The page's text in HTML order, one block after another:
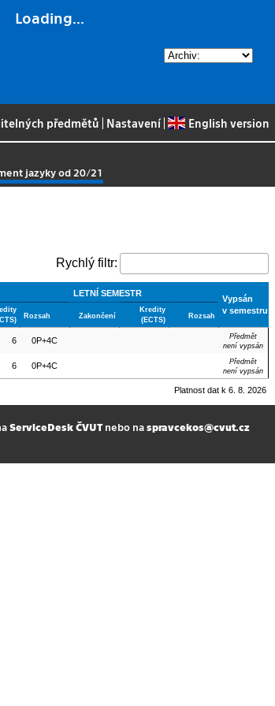
Loading...
předmětů Nastavení| English version
jazyky od 20/21
Rychlý filtr:
LETNÍ SEMESTR
Vypsán
v semestru
Rozsah Zakončení
Kredity
(ECTS)
Rozsah
6 0P+4C
Předmět
není vypsán
6 0P+4C
Předmět
není vypsán
Platnost dat k 6. 8. 2026
ServiceDesk ČVUTnebo naspravcekos@cvut.cz